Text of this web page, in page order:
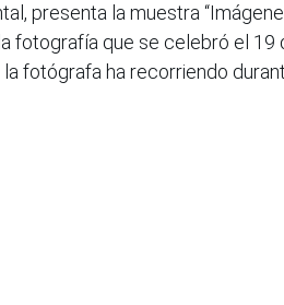
presenta la muestra
fotografía que se celebró el
fotógrafa ha recorriendo